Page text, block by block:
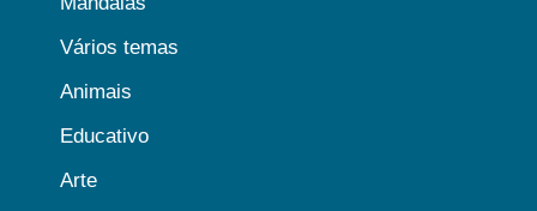
Vários temas
Animais
Educativo
Arte